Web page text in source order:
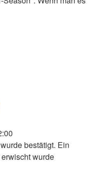
bestätigt. Ein
wurde